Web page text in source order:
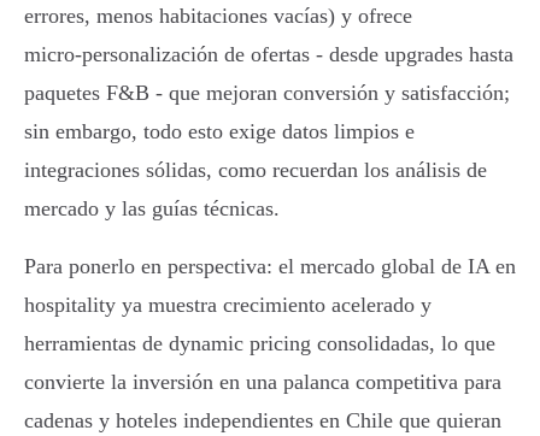
errores, menos habitaciones vacías) y ofrece
micro‑personalización de ofertas - desde upgrades hasta
paquetes F&B - que mejoran conversión y satisfacción;
sin embargo, todo esto exige datos limpios e
integraciones sólidas, como recuerdan los análisis de
mercado y las guías técnicas.
Para ponerlo en perspectiva: el mercado global de IA en
hospitality ya muestra crecimiento acelerado y
herramientas de dynamic pricing consolidadas, lo que
convierte la inversión en una palanca competitiva para
cadenas y hoteles independientes en Chile que quieran